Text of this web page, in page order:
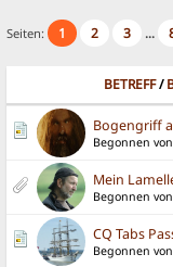
Seiten: 1 2 3 ...
BETREFF/
Bogengriff
Begonnen
Mein
Begonnen von
CQ Tabs
Begonnen